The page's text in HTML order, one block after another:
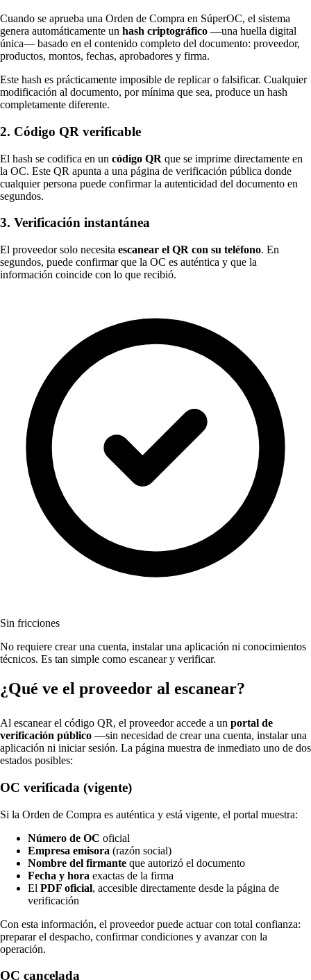
Cuando se aprueba una Orden de Compra en SúperOC, el sistema
genera automáticamente un hash criptográfico —una huella digital
única— basado en el contenido completo del documento: proveedor,
productos, montos, fechas, aprobadores y firma.
Este hash es prácticamente imposible de replicar o falsificar. Cualquier
modificación al documento, por mínima que sea, produce un hash
completamente diferente.
2. Código QR verificable
El hash se codifica en un código QR que se imprime directamente en
la OC. Este QR apunta a una página de verificación pública donde
cualquier persona puede confirmar la autenticidad del documento en
segundos.
3. Verificación instantánea
El proveedor solo necesita escanear el QR con su teléfono. En
segundos, puede confirmar que la OC es auténtica y que la
información coincide con lo que recibió.
Sin fricciones
No requiere crear una cuenta, instalar una aplicación ni conocimientos
técnicos. Es tan simple como escanear y verificar.
¿Qué ve el proveedor al escanear?
Al escanear el código QR, el proveedor accede a un portal de
verificación público —sin necesidad de crear una cuenta, instalar una
aplicación ni iniciar sesión. La página muestra de inmediato uno de dos
estados posibles:
OC verificada (vigente)
Si la Orden de Compra es auténtica y está vigente, el portal muestra:
Número de OC oficial
Empresa emisora (razón social)
Nombre del firmante que autorizó el documento
Fecha y hora exactas de la firma
El PDF oficial, accesible directamente desde la página de
verificación
Con esta información, el proveedor puede actuar con total confianza:
preparar el despacho, confirmar condiciones y avanzar con la
operación.
OC cancelada